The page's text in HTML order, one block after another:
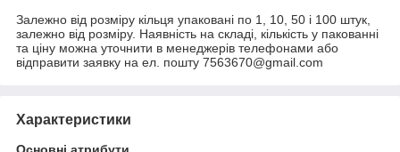
Залежно від розміру кільця упаковані по 1, 10, 50 і 100 штук,
залежно від розміру. Наявність на складі, кількість у пакованні
та ціну можна уточнити в менеджерів телефонами або
відправити заявку на ел. пошту 7563670@gmail.com
Характеристики
Основні атрибути